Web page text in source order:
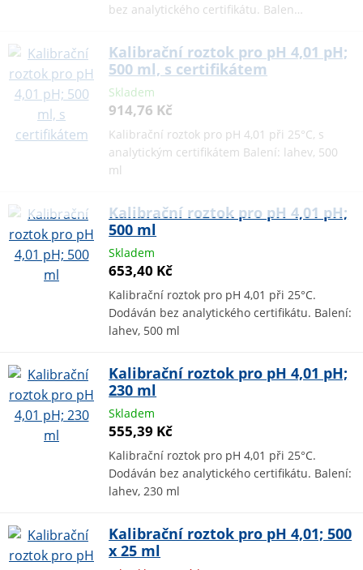
bez analytického certifikátu. Balen…
Kalibrační roztok pro pH 4,01 pH;
500 ml, s certifikátem
Skladem
914,76 Kč
Kalibrační roztok pro pH 4,01 při 25°C, s
analytickým certifikátem Balení: lahev, 500
ml
Kalibrační roztok pro pH 4,01 pH;
500 ml
Skladem
653,40 Kč
Kalibrační roztok pro pH 4,01 při 25°C.
Dodáván bez analytického certifikátu. Balení:
lahev, 500 ml
Kalibrační roztok pro pH 4,01 pH;
230 ml
Skladem
555,39 Kč
Kalibrační roztok pro pH 4,01 při 25°C.
Dodáván bez analytického certifikátu. Balení:
lahev, 230 ml
Kalibrační roztok pro pH 4,01; 500
x 25 ml